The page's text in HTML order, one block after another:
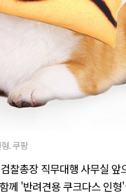
. 쿠팡
찰총장 직무대행 사무실 앞
께 '반려견용 쿠크다스 인